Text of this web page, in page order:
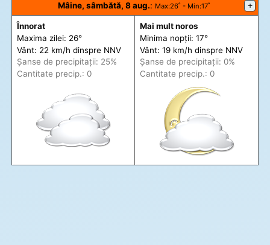
Mâine, sâmbătă, 8 aug.: Max:26˚ - Min:17˚ +
Înnorat
Maxima zilei: 26°
Vânt: 22 km/h dinspre NNV
Șanse de precipitații: 25%
Cantitate precip.: 0
Mai mult noros
Minima nopții: 17°
Vânt: 19 km/h dinspre NNV
Șanse de precipitații: 0%
Cantitate precip.: 0